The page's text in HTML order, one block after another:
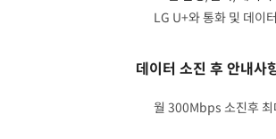
LG U+와 통화 및 데이
데이터 소진 후 안내사
월 300Mbps 소진후